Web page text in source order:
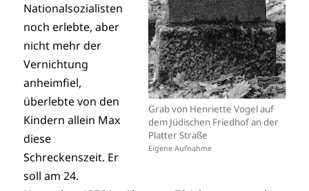
Grab von Henriette Vogel auf
dem Jüdischen Friedhof an der
Platter Straße
Eigene Aufnahme
Nationalsozialisten
noch erlebte, aber
nicht mehr der
Vernichtung
anheimfiel,
überlebte von den
Kindern allein Max
diese
Schreckenszeit. Er
soll am 24.